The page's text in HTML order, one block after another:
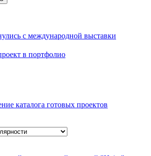
с международной выставки
в портфолио
каталога готовых проектов